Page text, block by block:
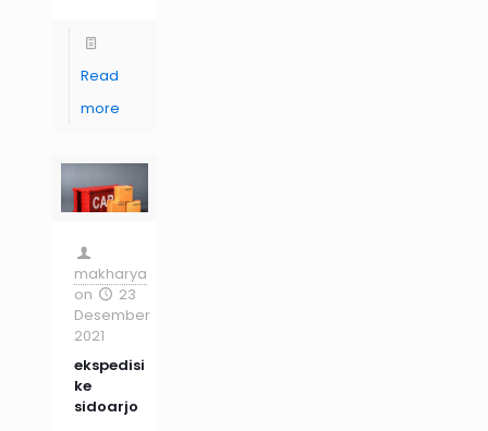
Read
more
makharya
on
23
Desember
2021
ekspedisi
ke
sidoarjo